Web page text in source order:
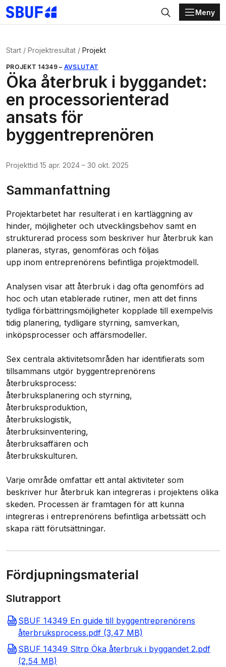
Gå direkt till huvudinnehållet
Sök
Meny
Start Projektresultat Projekt
PROJEKT 14349 – AVSLUTAT
Öka återbruk i byggandet:
en processorienterad
ansats för
byggentreprenören
Projekttid 15 apr. 2024 – 30 okt. 2025
Sammanfattning
Projektarbetet har resulterat i en kartläggning av
hinder, möjligheter och utvecklingsbehov samt en
strukturerad process som beskriver hur återbruk kan
planeras, styras, genomföras och följas
upp inom entreprenörens befintliga projektmodell.
Analysen visar att återbruk i dag ofta genomförs ad
hoc och utan etablerade rutiner, men att det finns
tydliga förbättringsmöjligheter kopplade till exempelvis
tidig planering, tydligare styrning, samverkan,
inköpsprocesser och affärsmodeller.
Sex centrala aktivitetsområden har identifierats som
tillsammans utgör byggentreprenörens
återbruksprocess:
återbruksplanering och styrning,
återbruksproduktion,
återbrukslogistik,
återbruksinventering,
återbruksaffären och
återbrukskulturen.
Varje område omfattar ett antal aktiviteter som
beskriver hur återbruk kan integreras i projektens olika
skeden. Processen är framtagen för att kunna
integreras i entreprenörens befintliga arbetssätt och
skapa rätt förutsättningar.
Fördjupningsmaterial
Slutrapport
SBUF 14349 En guide till byggentreprenörens
återbruksprocess.pdf (3,47 MB)
SBUF 14349 Sltrp Öka återbruk i byggandet 2.pdf
(2,54 MB)